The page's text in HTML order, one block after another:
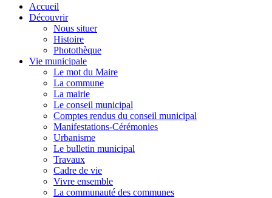
Accueil
Découvrir
Nous situer
Histoire
Photothèque
Vie municipale
Le mot du Maire
La commune
La mairie
Le conseil municipal
Comptes rendus du conseil municipal
Manifestations-Cérémonies
Urbanisme
Le bulletin municipal
Travaux
Cadre de vie
Vivre ensemble
La communauté des communes